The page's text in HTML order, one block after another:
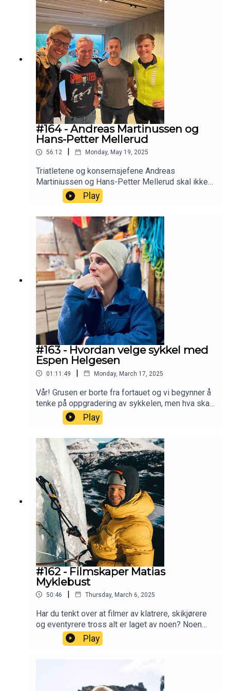
medprogramleder er Espen Helgesen.
#164 - Andreas Martinussen og
Hans-Petter Mellerud
56:12 Monday, May 19, 2025
Triatletene og konsernsjefene Andreas
Martiniussen og Hans-Petter Mellerud skal ikke
bare kjøre Norseman, de skal samle inn penger til
Aktiv mot kreft på veien. Hittil har Andreas samlet
inn over tre millioner! Støtt innsamlingen til
Andreas her: Ellevte Norseman for Aktiv mot kreft
Play
#163 - Hvordan velge sykkel med
Espen Helgesen
01:11:49 | Monday, March 17, 2025
Vår! Grusen er borte fra fortauet og vi begynner å
tenke på oppgradering av sykkelen, men hva skal
man velge i 2025? Vi snakker med mannen vi
kjenner som kan mest om tohjulinger – Espen
Play
#162 - Filmskaper Matias
Myklebust
50:46 | Thursday, March 6, 2025
Har du tenkt over at filmer av klatrere, skikjørere
og eventyrere tross alt er laget av noen? Noen
som ofte er like spreke, men som også drasser
rundt på kamera, batterier, mikrofoner og droner.
fyr. Han skaper fantastiske filmer fra de mest
utsatte stedene i verden, men han skinner
Play